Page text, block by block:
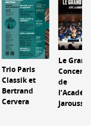
Trio Paris
Classik et
Bertrand
Cervera
Le Grand
Concert
de